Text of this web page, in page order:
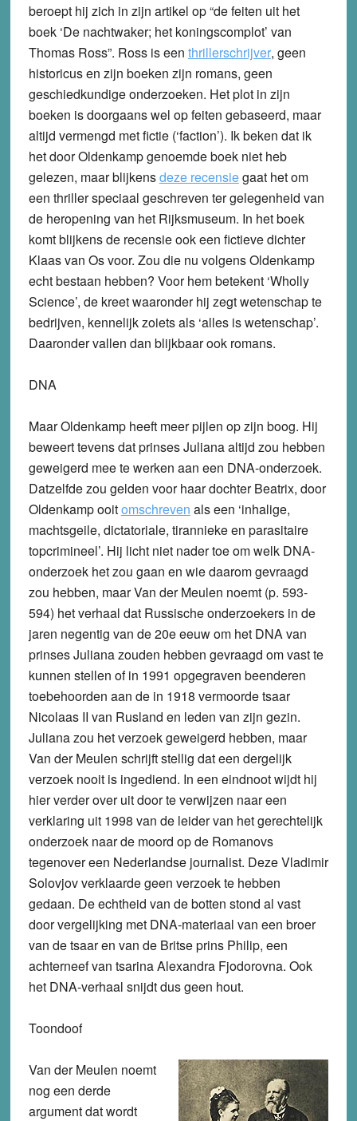
beroept hij zich in zijn artikel op “de feiten uit het
boek ‘De nachtwaker; het koningscomplot’ van
Thomas Ross”. Ross is een thrillerschrijver, geen
historicus en zijn boeken zijn romans, geen
geschiedkundige onderzoeken. Het plot in zijn
boeken is doorgaans wel op feiten gebaseerd, maar
altijd vermengd met fictie (‘faction’). Ik beken dat ik
het door Oldenkamp genoemde boek niet heb
gelezen, maar blijkensdeze recensiegaat het om
een thriller speciaal geschreven ter gelegenheid van
de heropening van het Rijksmuseum. In het boek
komt blijkens de recensie ook een fictieve dichter
Klaas van Os voor. Zou die nu volgens Oldenkamp
echt bestaan hebben? Voor hem betekent ‘Wholly
Science’, de kreet waaronder hij zegt wetenschap te
bedrijven, kennelijk zoiets als ‘alles is wetenschap’.
Daaronder vallen dan blijkbaar ook romans.
DNA
Maar Oldenkamp heeft meer pijlen op zijn boog. Hij
beweert tevens dat prinses Juliana altijd zou hebben
geweigerd mee te werken aan een DNA-onderzoek.
Datzelfde zou gelden voor haar dochter Beatrix, door
Oldenkamp ooitomschreven als een ‘inhalige,
machtsgeile, dictatoriale, tirannieke en parasitaire
topcrimineel’. Hij licht niet nader toe om welk DNA-
onderzoek het zou gaan en wie daarom gevraagd
zou hebben, maar Van der Meulen noemt (p. 593-
594) het verhaal dat Russische onderzoekers in de
jaren negentig van de 20e eeuw om het DNA van
prinses Juliana zouden hebben gevraagd om vast te
kunnen stellen of in 1991 opgegraven beenderen
toebehoorden aan de in 1918 vermoorde tsaar
Nicolaas II van Rusland en leden van zijn gezin.
Juliana zou het verzoek geweigerd hebben, maar
Van der Meulen schrijft stellig dat een dergelijk
verzoek nooit is ingediend. In een eindnoot wijdt hij
hier verder over uit door te verwijzen naar een
verklaring uit 1998 van de leider van het gerechtelijk
onderzoek naar de moord op de Romanovs
tegenover een Nederlandse journalist. Deze Vladimir
Solovjov verklaarde geen verzoek te hebben
gedaan. De echtheid van de botten stond al vast
door vergelijking met DNA-materiaal van een broer
van de tsaar en van de Britse prins Philip, een
achterneef van tsarina Alexandra Fjodorovna. Ook
het DNA-verhaal snijdt dus geen hout.
Toondoof
Van der Meulen noemt
nog een derde
argument dat wordt